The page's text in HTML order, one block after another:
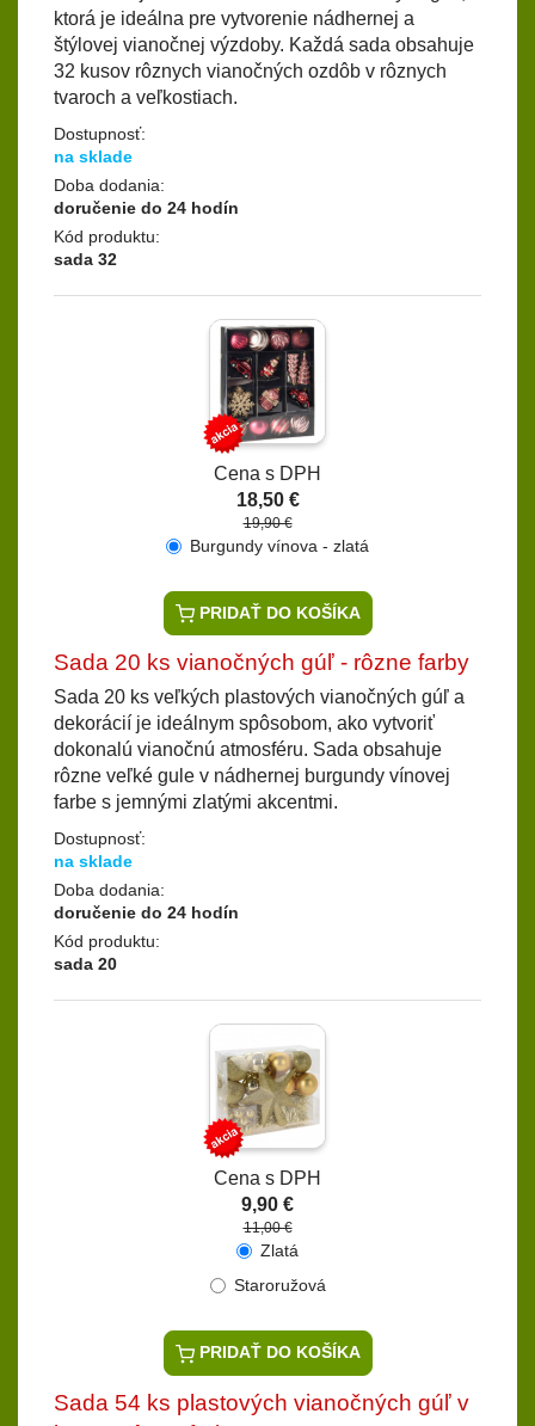
ktorá je ideálna pre vytvorenie nádhernej a
štýlovej vianočnej výzdoby. Každá sada obsahuje
32 kusov rôznych vianočných ozdôb v rôznych
tvaroch a veľkostiach.
Dostupnosť:
na sklade
Doba dodania:
doručenie do 24 hodín
Kód produktu:
sada 32
Cena s DPH
18,50 €
19,90 €
Burgundy vínova - zlatá
PRIDAŤ DO KOŠÍKA
Sada 20 ks vianočných gúľ - rôzne farby
Sada 20 ks veľkých plastových vianočných gúľ a
dekorácií je ideálnym spôsobom, ako vytvoriť
dokonalú vianočnú atmosféru. Sada obsahuje
rôzne veľké gule v nádhernej burgundy vínovej
farbe s jemnými zlatými akcentmi.
Dostupnosť:
na sklade
Doba dodania:
doručenie do 24 hodín
Kód produktu:
sada 20
Cena s DPH
9,90 €
11,00 €
Zlatá
Staroružová
PRIDAŤ DO KOŠÍKA
Sada 54 ks plastových vianočných gúľ v